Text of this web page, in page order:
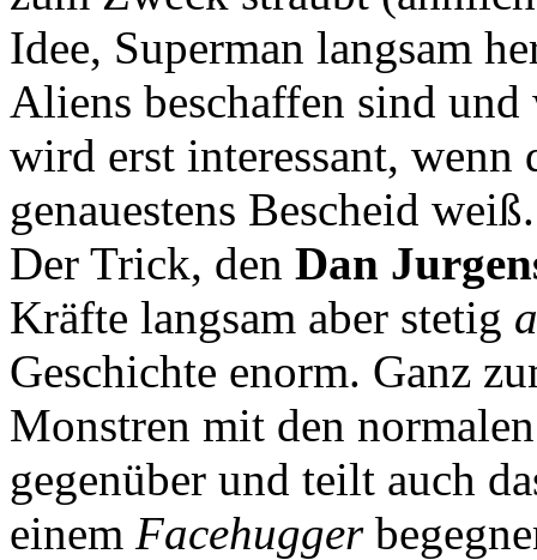
Idee, Superman langsam
Aliens beschaffen sind
wird erst interessant, wenn
genauestens Bescheid weiß.
Der Trick, den Dan
Kräfte langsam aber stetig
Geschichte enorm. Ganz
Monstren mit den
gegenüber und teilt auch
einem Facehugger